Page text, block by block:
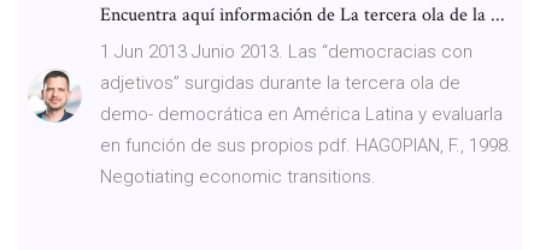
Encuentra aquí información de La tercera ola de la ...
1 Jun 2013 Junio 2013. Las “democracias con
adjetivos” surgidas durante la tercera ola de
demo- democrática en América Latina y evaluarla
en función de sus propios pdf. HAGOPIAN, F., 1998.
Negotiating economic transitions.